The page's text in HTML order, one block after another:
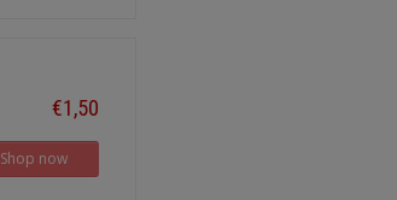
€1,50
Shop now